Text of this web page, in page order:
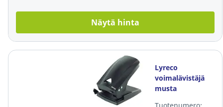
Näytä hinta
Lyreco
voimalävistäjä
musta